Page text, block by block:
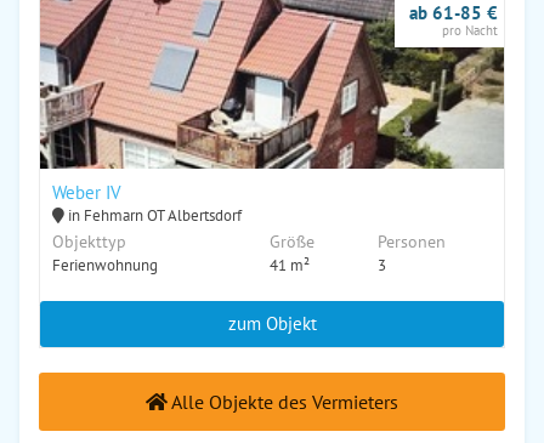
Weber IV
in Fehmarn OT Albertsdorf
Objekttyp
Ferienwohnung
Größe
41 m²
Personen
3
ab 61-85 €
pro Nacht
zum Objekt
Alle Objekte des Vermieters